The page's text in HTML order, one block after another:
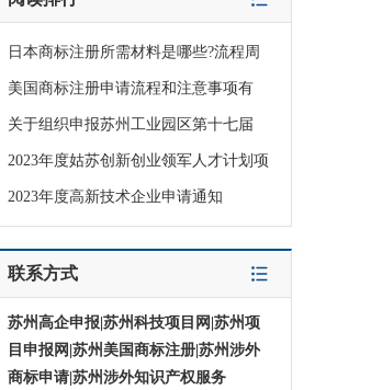
日本商标注册所需材料是哪些?流程周
美国商标注册申请流程和注意事项有
关于组织申报苏州工业园区第十七届
2023年度姑苏创新创业领军人才计划项
2023年度高新技术企业申请通知
联系方式
苏州高企申报|苏州科技项目网|苏州项
目申报网|苏州美国商标注册|苏州涉外
商标申请|苏州涉外知识产权服务